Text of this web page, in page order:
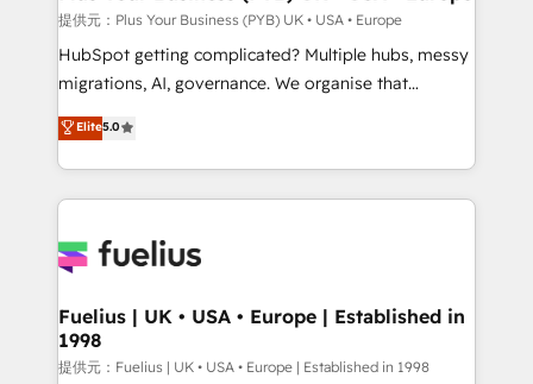
enterprise and growth-led companies across
technology, professional services, financial services
and industrial sectors. Offices in Johannesburg, Cape
implementations delivered. AI visibility coverage
across ChatGPT, Claude, Perplexity, Gemini and
Innovation HubSpot Impact Award - Platform
Migration Excellence HubSpot Impact Award -
professionals.
提供元：Plus Your Business (PYB) UK • USA • Europe
HubSpot getting complicated? Multiple hubs, messy
migrations, AI, governance. We organise that
complexity, so your team can put HubSpot to work...
Welcome to our Profile! We help with: • CRM
implementation, reports, workflows, and team
training • CRM migration from Salesforce, Pipedrive,
custom API integrations with ERP (and other
operations A little about us: • Boutique 'Elite' team of
12 • 150+ clients across Sales Hub, Marketing Hub,
Service Hub, Data Hub and CMS • ISO/IEC
Elite5.0
Fuelius | UK • USA • Europe | Established in
1998
提供元：Fuelius | UK • USA • Europe | Established in 1998